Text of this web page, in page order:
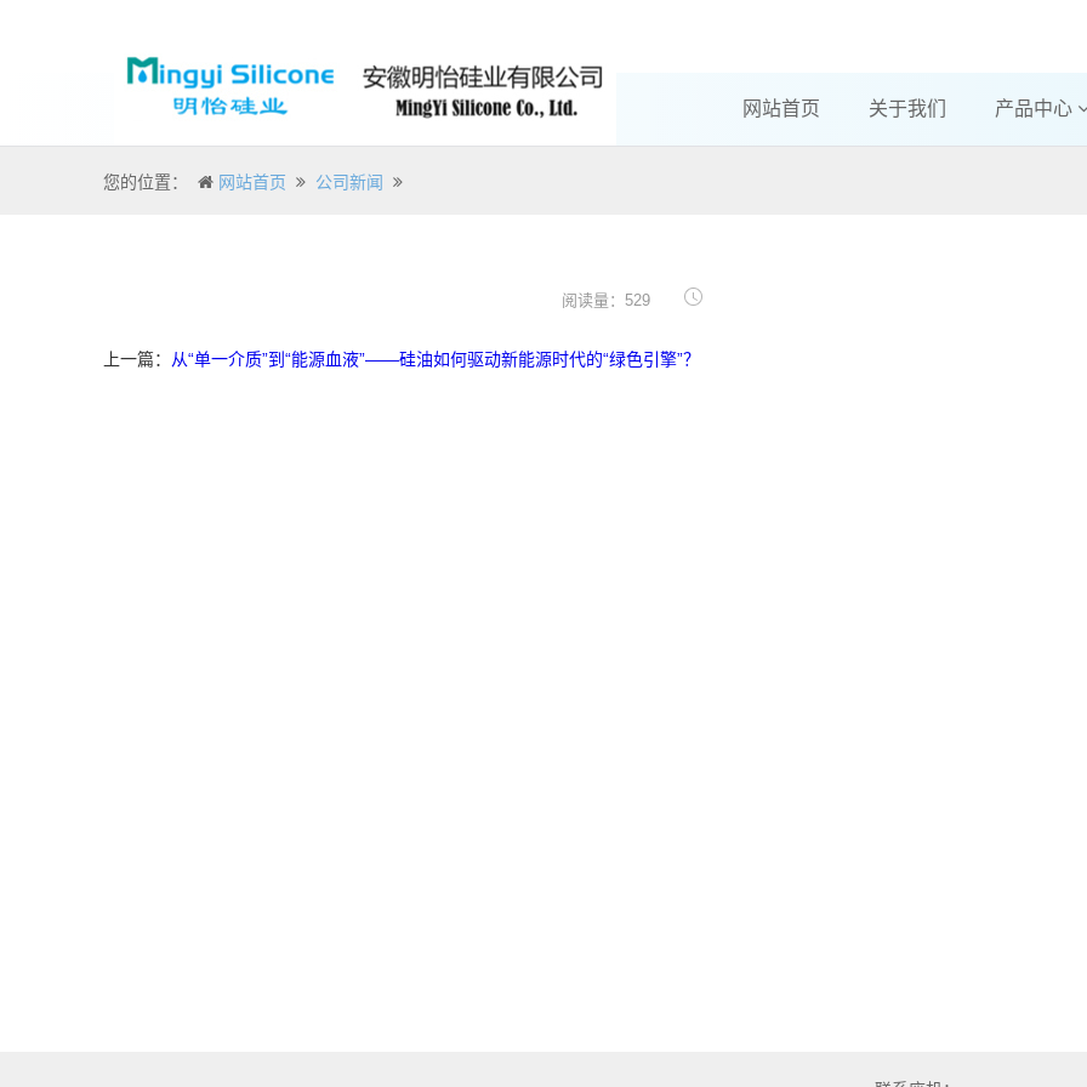
网站首页 关于我们 产品中心
您的位置： 网站首页 公司新闻
阅读量：529
上一篇： 从“单一介质”到“能源血液”——硅油如何驱动新能源时代的“绿色引擎”？